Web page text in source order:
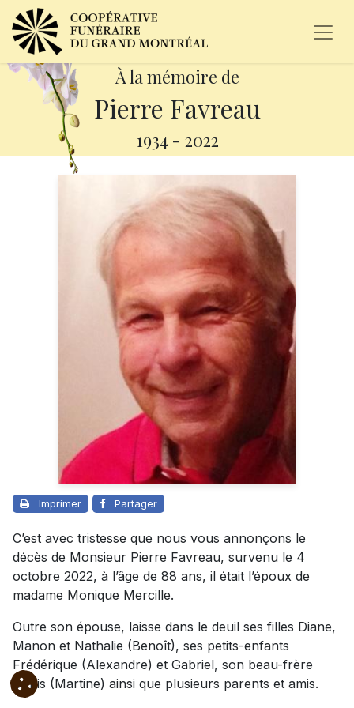
À la mémoire de
Pierre Favreau
1934 - 2022
Imprimer Partager
C’est avec tristesse que nous vous annonçons le
décès de Monsieur Pierre Favreau, survenu le 4
octobre 2022, à l’âge de 88 ans, il était l’époux de
madame Monique Mercille.
Outre son épouse, laisse dans le deuil ses filles Diane,
Manon et Nathalie (Benoît), ses petits-enfants
Frédérique (Alexandre) et Gabriel, son beau-frère
Denis (Martine) ainsi que plusieurs parents et amis.